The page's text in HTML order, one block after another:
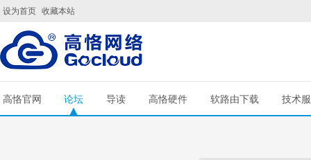
设为首页 收藏本站
高恪官网 论坛 导读 高恪硬件 软路由下载 技术